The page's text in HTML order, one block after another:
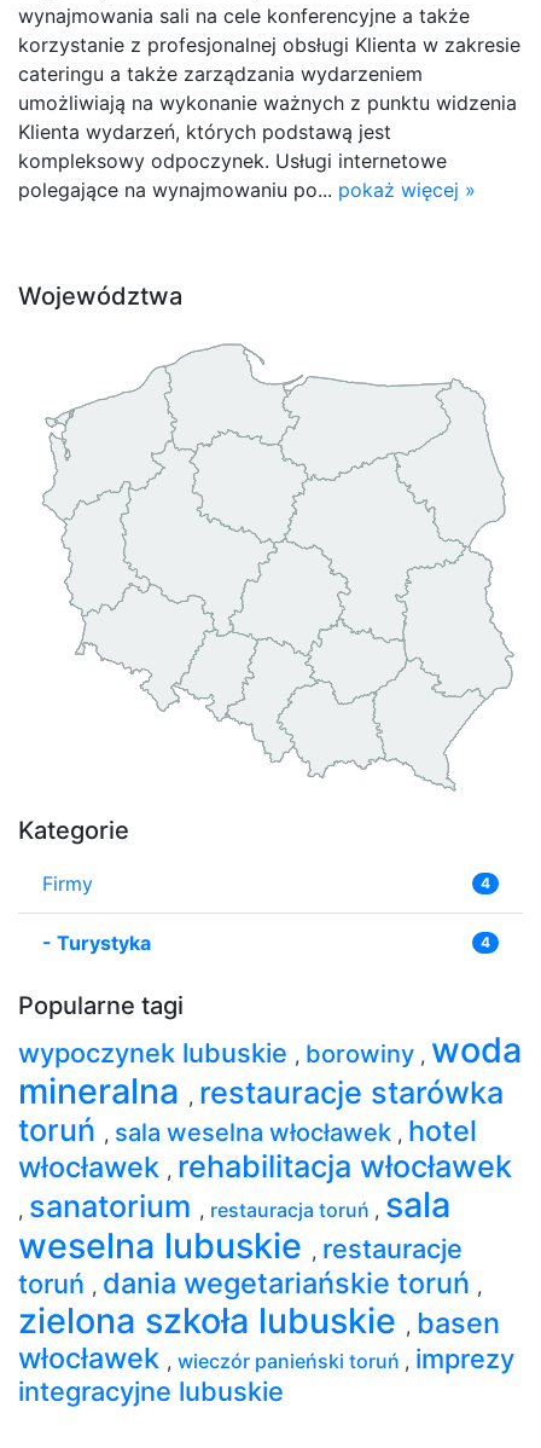
wynajmowania sali na cele konferencyjne a także
korzystanie z profesjonalnej obsługi Klienta w zakresie
cateringu a także zarządzania wydarzeniem
umożliwiają na wykonanie ważnych z punktu widzenia
Klienta wydarzeń, których podstawą jest
kompleksowy odpoczynek. Usługi internetowe
polegające na wynajmowaniu po... pokaż więcej »
Województwa
Kategorie
Firmy 4
- Turystyka 4
Popularne tagi
wypoczynek lubuskie , borowiny , woda
mineralna , restauracje starówka
toruń , sala weselna włocławek , hotel
włocławek , rehabilitacja włocławek
, sanatorium , restauracja toruń , sala
weselna lubuskie , restauracje
toruń , dania wegetariańskie toruń ,
zielona szkoła lubuskie , basen
włocławek , wieczór panieński toruń , imprezy
integracyjne lubuskie